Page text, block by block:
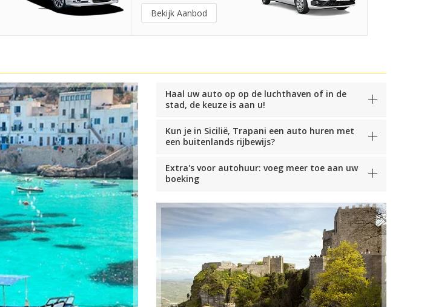
Bekijk Aanbod
Haal uw auto op op de luchthaven of in de
stad, de keuze is aan u!
Kun je in Sicilië, Trapani een auto huren met
een buitenlands rijbewijs?
Extra's voor autohuur: voeg meer toe aan uw
boeking